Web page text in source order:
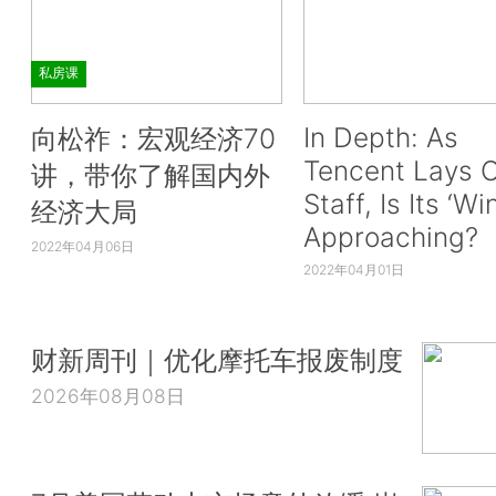
私房课
向松祚：宏观经济70
讲，带你了解国内外
经济大局
2022年04月06日
In Depth: As
Tencent Lays
Staff, Is Its
Approaching?
2022年04月01日
财新周刊｜优化摩托车报废制度
2026年08月08日